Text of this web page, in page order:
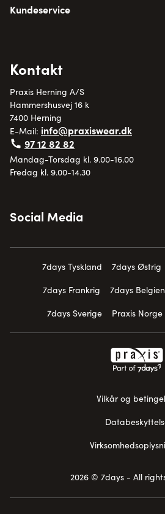
Kundeservice
Kontakt
Praxis Herning A/S
Hammershusvej 16 k
7400 Herning
E-Mail: info@praxiswear.dk
97 12 82 82
Mandag-Torsdag kl. 9.00-16.00
Fredag kl. 9.00-14.30
Social Media
7days Tyskland 7days Østrig
7days Frankrig
7days Belgien
7days Sverige
Praxis Norge
Vilkår og
2026 © 7days - All